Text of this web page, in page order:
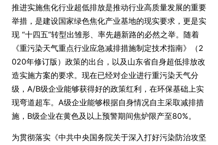
推进实施焦化行业超低排放是推动行业高质量发展的重要
举措，是建设国家绿色焦化产业基地的现实要求，更是实
现 “十四五”转型出雏形、率先趟新路的必然之举。随着
《重污染天气重点行业应急减排措施制定技术指南》（2
020年修订版）政策的出台，以及山东省自身超低排放改
造实施方案的要求。现在已经对企业进行重污染天气分
级，A/B级企业能够获得好的政策红利，在环保基础上实
现弯道超车。A级企业能够根据自身情况自主采取减排措
施，B级企业在黄色及以上预警期间焦炉限产至80%。
为贯彻落实《中共中央国务院关于深入打好污染防治攻坚